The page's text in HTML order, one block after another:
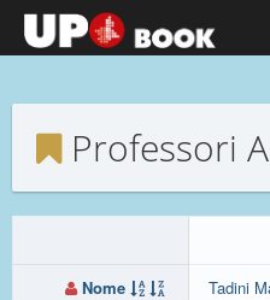
Professori
Nome
Tadini